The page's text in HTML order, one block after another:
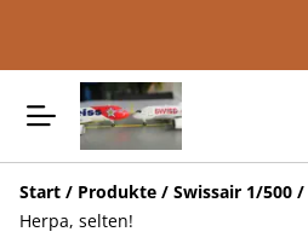
Start / Produkte / Swissair 1/500 /
Herpa, selten!